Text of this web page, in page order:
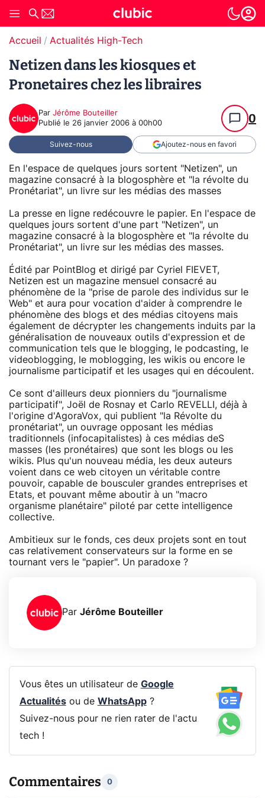
Accueil Actualités High-Tech
Netizen dans les kiosques et
Pronetaires chez les libraires
Par Jérôme Bouteiller
Publié le 26 janvier 2006 à 00h00 0
Suivez-nous Ajoutez-nous en favori
En l'espace de quelques jours sortent "Netizen", un
magazine consacré à la blogosphère et "la révolte du
Pronétariat", un livre sur les médias des masses
La presse en ligne redécouvre le papier. En l'espace de
quelques jours sortent d'une part "Netizen", un
magazine consacré à la blogosphère et "la révolte du
Pronétariat", un livre sur les médias des masses.
Édité par PointBlog et dirigé par Cyriel FIEVET,
Netizen est un magazine mensuel consacré au
phénomène de la "prise de parole des individus sur le
Web" et aura pour vocation d'aider à comprendre le
phénomène des blogs et des médias citoyens mais
également de décrypter les changements induits par la
généralisation de nouveaux outils d'expression et de
communication tels que le blogging, le podcasting, le
videoblogging, le moblogging, les wikis ou encore le
journalisme participatif et les usages qui en découlent.
Ce sont d'ailleurs deux pionniers du "journalisme
participatif", Joël de Rosnay et Carlo REVELLI, déjà à
l'origine d'AgoraVox, qui publient "la Révolte du
pronétariat", un ouvrage opposant les médias
traditionnels (infocapitalistes) à ces médias deS
masses (les pronétaires) que sont les blogs ou les
wikis. Plus qu'un nouveau média, les deux auteurs
voient dans ce web citoyen un véritable contre
pouvoir, capable de bousculer grandes entreprises et
Etats, et pouvant même aboutir à un "macro
organisme planétaire" piloté par cette intelligence
collective.
Ambitieux sur le fonds, ces deux projets sont en tout
cas relativement conservateurs sur la forme en se
tournant vers le "papier". Un paradoxe ?
Par Jérôme Bouteiller
Vous êtes un utilisateur de Google
Actualitésou de WhatsApp?
Suivez-nous pour ne rien rater de l'actu
tech !
Commentaires 0